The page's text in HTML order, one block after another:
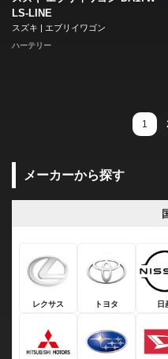
LS-LINE
スズキ | エブリイワゴン
ハーテリー
1
メーカーから探す
レクサス トヨタ 日